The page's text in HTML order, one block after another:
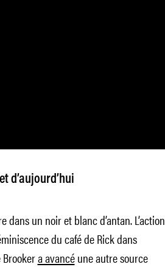
d’aujourd’hui
dans un noir et blanc d’antan. L’action
du café de Rick dans
Brookera avancéune autre source